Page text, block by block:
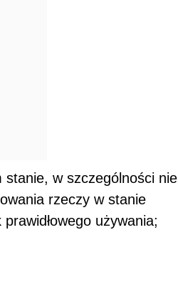
w szczególności nie
rzeczy w stanie
używania;